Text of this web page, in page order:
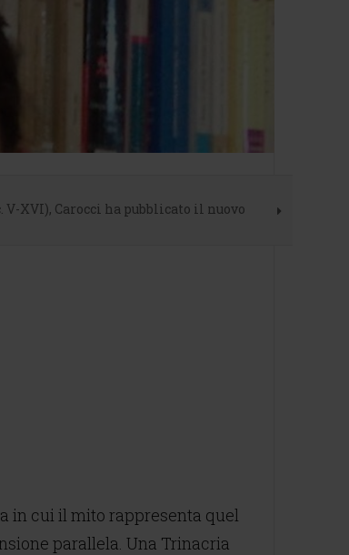
XVI), Carocci ha pubblicato il nuovo
in cui il mito rappresenta quel
parallela. Una Trinacria